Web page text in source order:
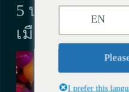
5 บาร์สำหรับผู้
เมืองโฮจิมินห์
EN
I prefer this